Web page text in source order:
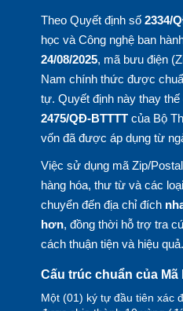
Theo Quyết định số 2334/
học và Công nghệ ban
24/08/2025, mã bưu điện
Nam chính thức được
tự. Quyết định này thay
2475/QĐ-BTTTTcủa Bộ
vốn đã được áp dụng từ
Việc sử dụng mã Zip/
hàng hóa, thư từ và các
chuyển đến địa chỉ đích
hơn, đồng thời hỗ trợ tra
cách thuận tiện và hiệu quả.
Cấu trúc chuẩn của
Một (01) ký tự đầu tiên xác